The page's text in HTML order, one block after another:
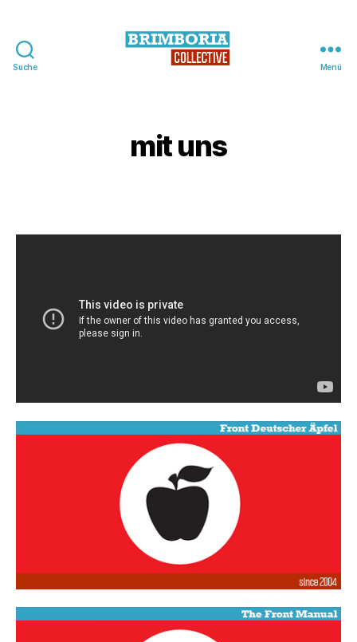
Suche Menü
mit uns